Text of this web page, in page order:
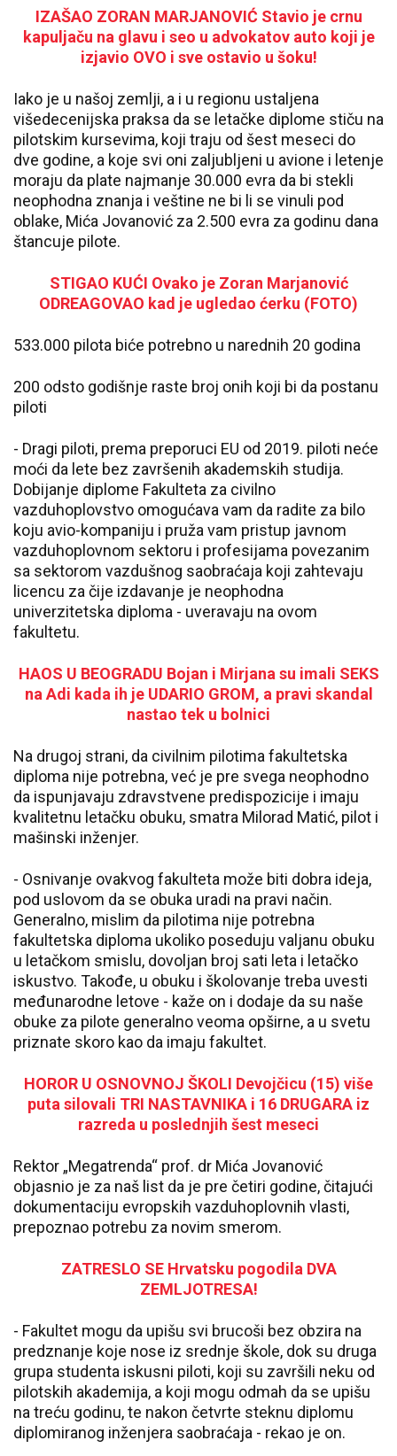
IZAŠAO ZORAN MARJANOVIĆ Stavio je crnu
kapuljaču na glavu i seo u advokatov auto koji je
izjavio OVO i sve ostavio u šoku!
Iako je u našoj zemlji, a i u regionu ustaljena
višedecenijska praksa da se letačke diplome stiču na
pilotskim kursevima, koji traju od šest meseci do
dve godine, a koje svi oni zaljubljeni u avione i letenje
moraju da plate najmanje 30.000 evra da bi stekli
neophodna znanja i veštine ne bi li se vinuli pod
oblake, Mića Jovanović za 2.500 evra za godinu dana
štancuje pilote.
STIGAO KUĆI Ovako je Zoran Marjanović
ODREAGOVAO kad je ugledao ćerku (FOTO)
533.000 pilota biće potrebno u narednih 20 godina
200 odsto godišnje raste broj onih koji bi da postanu
piloti
- Dragi piloti, prema preporuci EU od 2019. piloti neće
moći da lete bez završenih akademskih studija.
Dobijanje diplome Fakulteta za civilno
vazduhoplovstvo omogućava vam da radite za bilo
koju avio-kompaniju i pruža vam pristup javnom
vazduhoplovnom sektoru i profesijama povezanim
sa sektorom vazdušnog saobraćaja koji zahtevaju
licencu za čije izdavanje je neophodna
univerzitetska diploma - uveravaju na ovom
fakultetu.
HAOS U BEOGRADU Bojan i Mirjana su imali SEKS
na Adi kada ih je UDARIO GROM, a pravi skandal
nastao tek u bolnici
Na drugoj strani, da civilnim pilotima fakultetska
diploma nije potrebna, već je pre svega neophodno
da ispunjavaju zdravstvene predispozicije i imaju
kvalitetnu letačku obuku, smatra Milorad Matić, pilot i
mašinski inženjer.
- Osnivanje ovakvog fakulteta može biti dobra ideja,
pod uslovom da se obuka uradi na pravi način.
Generalno, mislim da pilotima nije potrebna
fakultetska diploma ukoliko poseduju valjanu obuku
u letačkom smislu, dovoljan broj sati leta i letačko
iskustvo. Takođe, u obuku i školovanje treba uvesti
međunarodne letove - kaže on i dodaje da su naše
obuke za pilote generalno veoma opširne, a u svetu
priznate skoro kao da imaju fakultet.
HOROR U OSNOVNOJ ŠKOLI Devojčicu (15) više
puta silovali TRI NASTAVNIKA i 16 DRUGARA iz
razreda u poslednjih šest meseci
Rektor „Megatrenda“ prof. dr Mića Jovanović
objasnio je za naš list da je pre četiri godine, čitajući
dokumentaciju evropskih vazduhoplovnih vlasti,
prepoznao potrebu za novim smerom.
ZATRESLO SE Hrvatsku pogodila DVA
ZEMLJOTRESA!
- Fakultet mogu da upišu svi brucoši bez obzira na
predznanje koje nose iz srednje škole, dok su druga
grupa studenta iskusni piloti, koji su završili neku od
pilotskih akademija, a koji mogu odmah da se upišu
na treću godinu, te nakon četvrte steknu diplomu
diplomiranog inženjera saobraćaja - rekao je on.